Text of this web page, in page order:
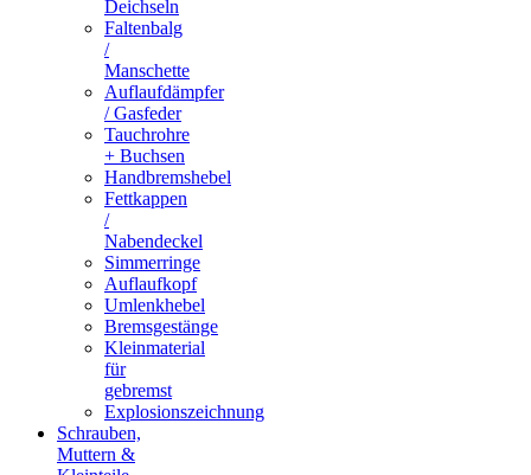
Deichseln
Faltenbalg
/
Manschette
Auflaufdämpfer
/ Gasfeder
Tauchrohre
+ Buchsen
Handbremshebel
Fettkappen
/
Nabendeckel
Simmerringe
Auflaufkopf
Umlenkhebel
Bremsgestänge
Kleinmaterial
für
gebremst
Explosionszeichnung
Schrauben,
Muttern &